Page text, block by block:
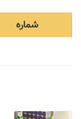
شماره